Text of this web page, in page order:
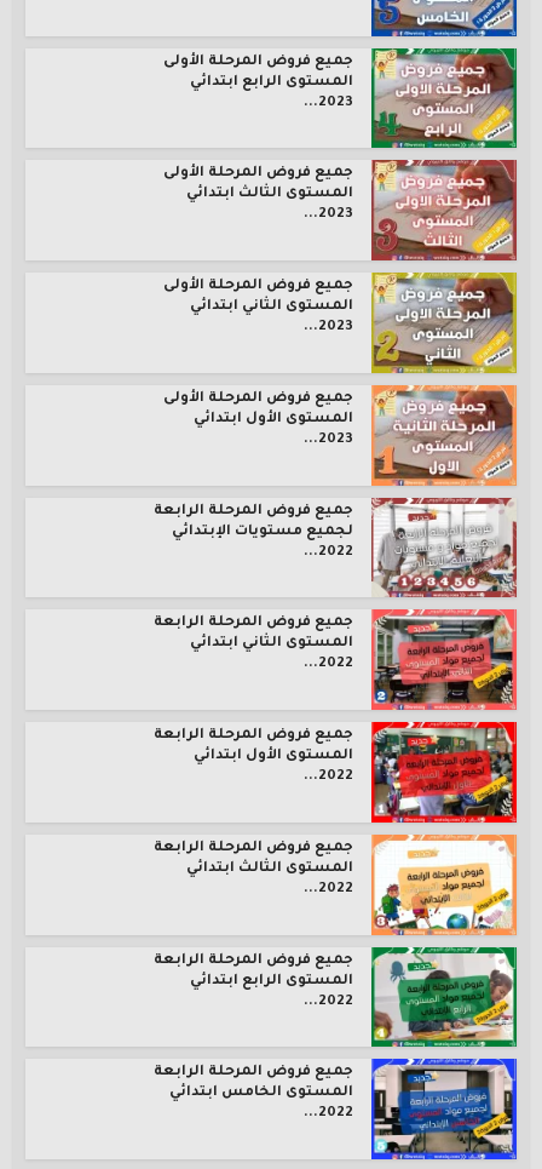
جميع فروض المرحلة الأولى
المستوى الرابع ابتدائي
2023...
جميع فروض المرحلة الأولى
المستوى الثالث ابتدائي
2023...
جميع فروض المرحلة الأولى
المستوى الثاني ابتدائي
2023...
جميع فروض المرحلة الأولى
المستوى الأول ابتدائي
2023...
جميع فروض المرحلة الرابعة
لجميع مستويات الإبتدائي
2022...
جميع فروض المرحلة الرابعة
المستوى الثاني ابتدائي
2022...
جميع فروض المرحلة الرابعة
المستوى الأول ابتدائي
2022...
جميع فروض المرحلة الرابعة
المستوى الثالث ابتدائي
2022...
جميع فروض المرحلة الرابعة
المستوى الرابع ابتدائي
2022...
جميع فروض المرحلة الرابعة
المستوى الخامس ابتدائي
2022...